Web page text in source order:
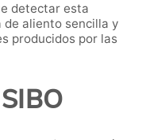
detectar esta
aliento sencilla y
producidos por las